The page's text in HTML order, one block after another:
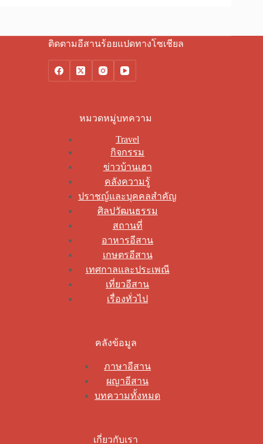
ติดตามอีสานร้อยแปดทางโซเชียล
หมวดหมู่บทความ
Travel
กิจกรรม
ข่าวบ้านเฮา
คลังความรู้
ปราชญ์และบุคคลสำคัญ
ศิลปวัฒนธรรม
สถานที่
อาหารอีสาน
เกษตรอีสาน
เทศกาลและประเพณี
เที่ยวอีสาน
เรื่องทั่วไป
คลังข้อมูล
ภาษาอีสาน
ผญาอีสาน
บทความทั้งหมด
เกี่ยวกับเรา